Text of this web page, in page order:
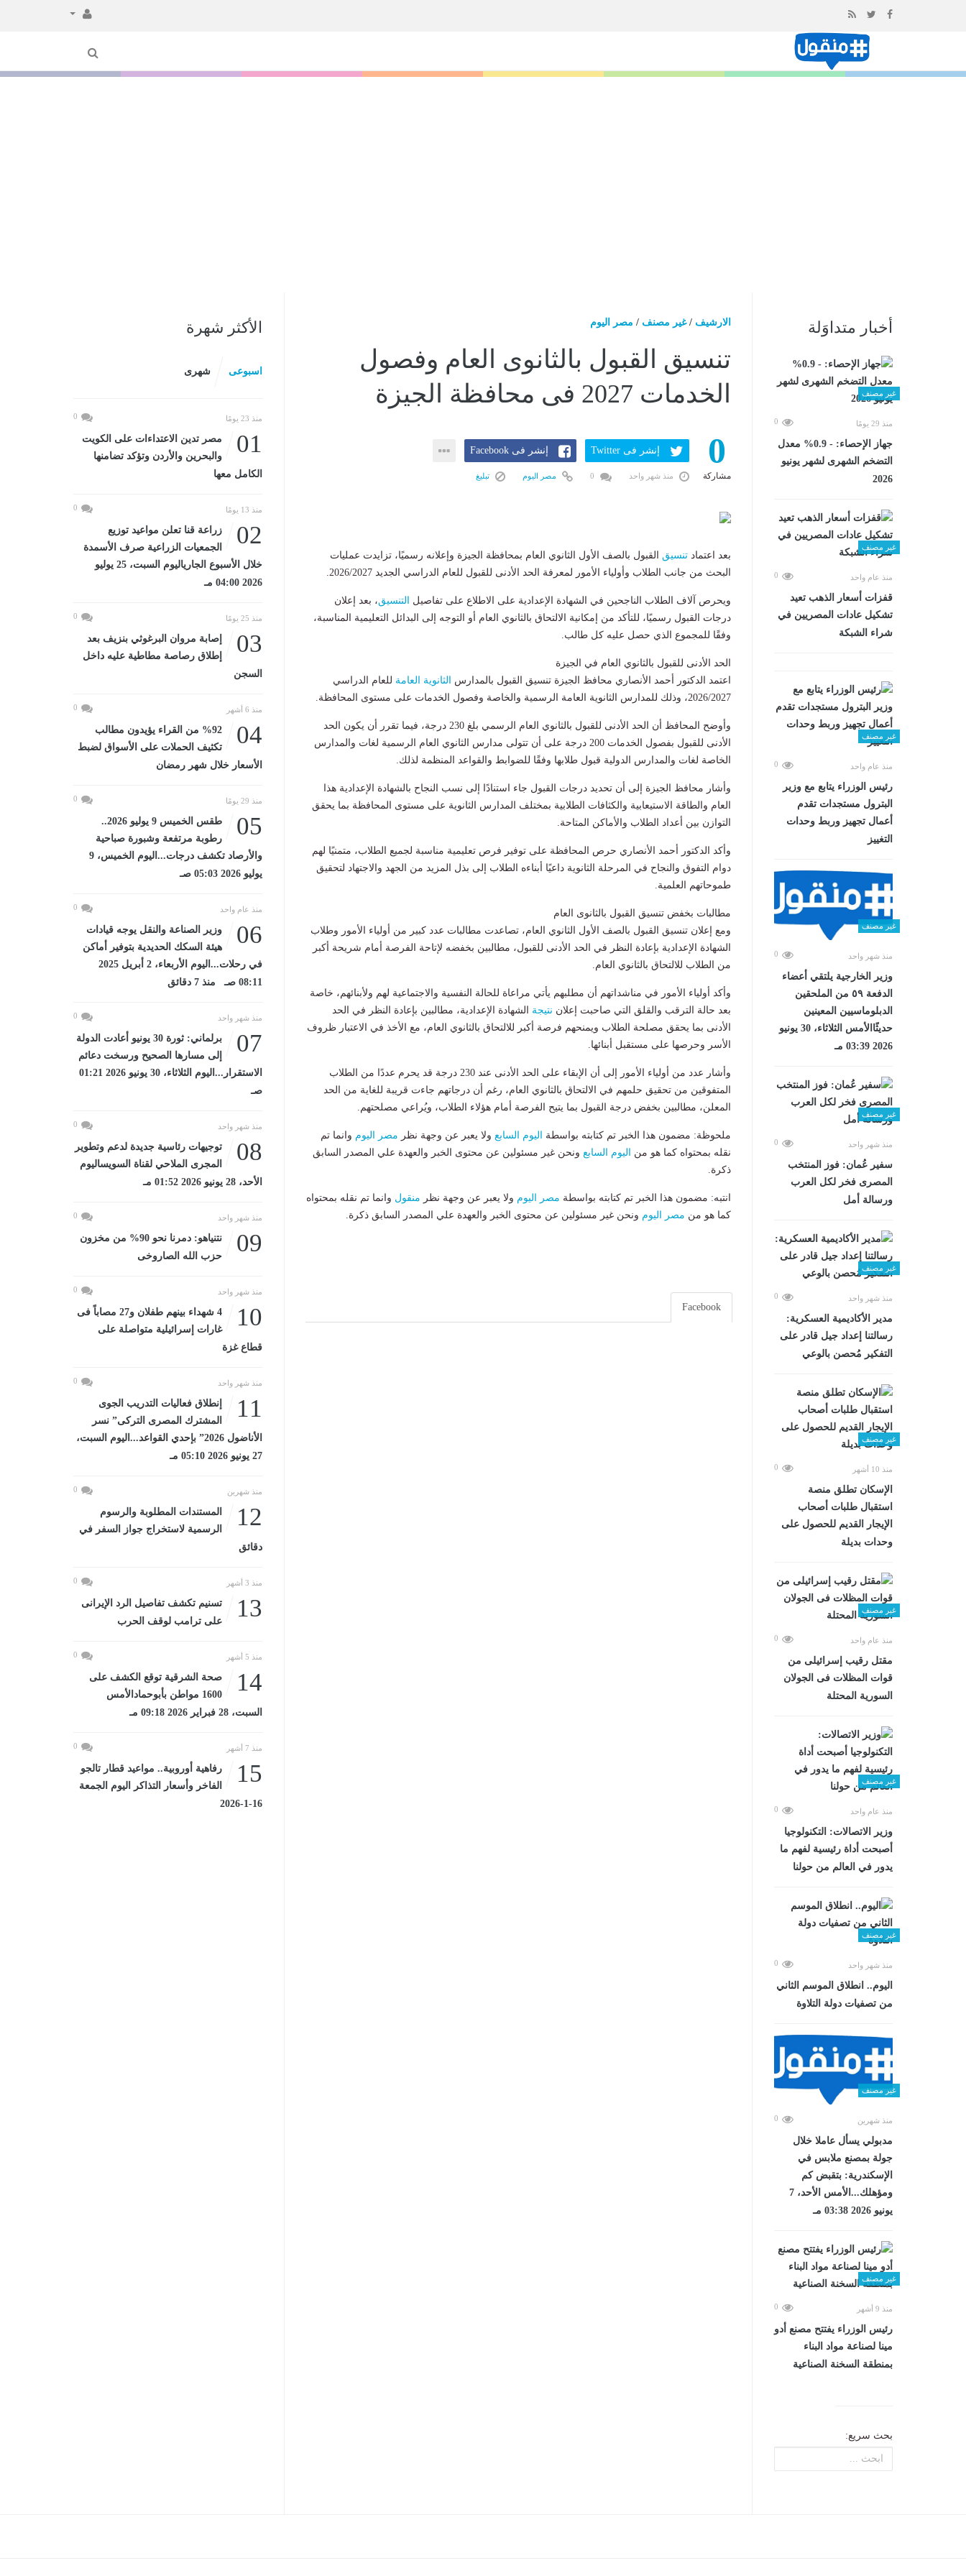
المحتوى
أخبار متداوَلة
غير مصنف
منذ 29 يومًا 0
جهاز الإحصاء: - 0.9% معدل
التضخم الشهرى لشهر يونيو
2026
غير مصنف
منذ عام واحد 0
قفزات أسعار الذهب تعيد
تشكيل عادات المصريين في
شراء الشبكة
غير مصنف
منذ عام واحد 0
رئيس الوزراء يتابع مع وزير
البترول مستجدات تقدم
أعمال تجهيز وربط وحدات
التغييز
غير مصنف
منذ شهر واحد 0
وزير الخارجية يلتقي أعضاء
الدفعة ٥٩ من الملحقين
الدبلوماسيين المعينين
حديثًاالأمس الثلاثاء، 30 يونيو
2026 03:39 مـ
غير مصنف
منذ شهر واحد 0
سفير عُمان: فوز المنتخب
المصرى فخر لكل العرب
ورسالة أمل
غير مصنف
منذ شهر واحد 0
مدير الأكاديمية العسكرية:
رسالتنا إعداد جيل قادر على
التفكير مُحصن بالوعي
غير مصنف
منذ 10 أشهر 0
الإسكان تطلق منصة
استقبال طلبات أصحاب
الإيجار القديم للحصول على
وحدات بديلة
غير مصنف
منذ عام واحد 0
مقتل رقيب إسرائيلى من
قوات المظلات فى الجولان
السورية المحتلة
غير مصنف
منذ عام واحد 0
وزير الاتصالات: التكنولوجيا
أصبحت أداة رئيسية لفهم ما
يدور في العالم من حولنا
غير مصنف
منذ شهر واحد 0
اليوم.. انطلاق الموسم الثاني
من تصفيات دولة التلاوة
غير مصنف
منذ شهرين 0
مدبولي يسأل عاملا خلال
جولة بمصنع ملابس في
الإسكندرية: بتقبض كم
ومؤهلك...الأمس الأحد، 7
يونيو 2026 03:38 مـ
غير مصنف
منذ 9 أشهر 0
رئيس الوزراء يفتتح مصنع أدو
مينا لصناعة مواد البناء
بمنطقة السخنة الصناعية
بحث سريع:
الارشيف /غير مصنف / مصر اليوم
تنسيق القبول بالثانوى العام وفصول
الخدمات 2027 فى محافظة الجيزة
0
مشاركة
إنشر فى Twitter إنشر فى Facebook
منذ شهر واحد مصر اليوم تبليغ
بعد اعتماد تنسيق القبول بالصف الأول الثانوي العام بمحافظة الجيزة وإعلانه رسميًا، تزايدت عمليات
البحث من جانب الطلاب وأولياء الأمور لمعرفة الحد الأدنى للقبول للعام الدراسي الجديد 2026/2027.
ويحرص آلاف الطلاب الناجحين في الشهادة الإعدادية على الاطلاع على تفاصيل التنسيق، بعد إعلان
درجات القبول رسميًا، للتأكد من إمكانية الالتحاق بالثانوي العام أو التوجه إلى البدائل التعليمية المناسبة،
وفقًا للمجموع الذي حصل عليه كل طالب.
الحد الأدنى للقبول بالثانوي العام في الجيزة
اعتمد الدكتور أحمد الأنصاري محافظ الجيزة تنسيق القبول بالمدارس
الثانوية العامة للعام الدراسي
2026/2027، وذلك للمدارس الثانوية العامة الرسمية والخاصة وفصول الخدمات على مستوى المحافظة.
وأوضح المحافظ أن الحد الأدنى للقبول بالثانوي العام الرسمي بلغ 230 درجة، فيما تقرر أن يكون الحد
الأدنى للقبول بفصول الخدمات 200 درجة على أن تتولى مدارس الثانوي العام الرسمية لغات والمدارس
الخاصة لغات والمدارس الدولية قبول طلابها وفقًا للضوابط والقواعد المنظمة لذلك.
وأشار محافظ الجيزة إلى أن تحديد درجات القبول جاء استنادًا إلى نسب النجاح بالشهادة الإعدادية هذا
العام والطاقة الاستيعابية والكثافات الطلابية بمختلف المدارس الثانوية على مستوى المحافظة بما يحقق
التوازن بين أعداد الطلاب والأماكن المتاحة.
وأكد الدكتور أحمد الأنصاري حرص المحافظة على توفير فرص تعليمية مناسبة لجميع الطلاب، متمنيًا لهم
دوام التفوق والنجاح في المرحلة الثانوية داعيًا أبناءه الطلاب إلى بذل المزيد من الجهد والاجتهاد لتحقيق
طموحاتهم العلمية.
مطالبات بخفض تنسيق القبول بالثانوى العام
ومع إعلان تنسيق القبول بالصف الأول الثانوي العام، تصاعدت مطالبات عدد كبير من أولياء الأمور وطلاب
الشهادة الإعدادية بإعادة النظر في الحد الأدنى للقبول، مطالبين بخفضه لإتاحة الفرصة أمام شريحة أكبر
من الطلاب للالتحاق بالثانوي العام.
وأكد أولياء الأمور في مناشداتهم أن مطلبهم يأتي مراعاة للحالة النفسية والاجتماعية لهم ولأبنائهم، خاصة
بعد حالة الترقب والقلق التي صاحبت إعلان نتيجة الشهادة الإعدادية، مطالبين بإعادة النظر في الحد
الأدنى بما يحقق مصلحة الطلاب ويمنحهم فرصة أكبر للالتحاق بالثانوي العام، مع الأخذ في الاعتبار ظروف
الأسر وحرصها على مستقبل أبنائها.
وأشار عدد من أولياء الأمور إلى أن الإبقاء على الحد الأدنى عند 230 درجة قد يحرم عددًا من الطلاب
المتفوقين من تحقيق حلمهم في الالتحاق بالثانوي العام، رغم أن درجاتهم جاءت قريبة للغاية من الحد
المعلن، مطالبين بخفض درجة القبول بما يتيح الفرصة أمام هؤلاء الطلاب، ويُراعي مصلحتهم.
ملحوظة: مضمون هذا الخبر تم كتابته بواسطة اليوم السابع ولا يعبر عن وجهة نظر مصر اليوم وانما تم
نقله بمحتواه كما هو من
اليوم السابع ونحن غير مسئولين عن محتوى الخبر والعهدة علي المصدر السابق
ذكرة.
انتبه: مضمون هذا الخبر تم كتابته بواسطة مصر اليوم ولا يعبر عن وجهة نظر منقول وانما تم نقله بمحتواه
كما هو من مصر اليوم ونحن غير مسئولين عن محتوى الخبر والعهدة علي المصدر السابق ذكرة.
Facebook
الأكثر شهرة
اسبوعى شهرى
منذ 23 يومًا 0
01
مصر تدين الاعتداءات على الكويت
والبحرين والأردن وتؤكد تضامنها
الكامل معها
منذ 13 يومًا 0
02
زراعة قنا تعلن مواعيد توزيع
الجمعيات الزراعية صرف الأسمدة
خلال الأسبوع الجارياليوم السبت، 25 يوليو
2026 04:00 مـ
منذ 25 يومًا 0
03
إصابة مروان البرغوثي بنزيف بعد
إطلاق رصاصة مطاطية عليه داخل
السجن
منذ 6 أشهر 0
04
%92 من القراء يؤيدون مطالب
تكثيف الحملات على الأسواق لضبط
الأسعار خلال شهر رمضان
منذ 29 يومًا 0
05
طقس الخميس 9 يوليو 2026..
رطوبة مرتفعة وشبورة صباحية
والأرصاد تكشف درجات...اليوم الخميس، 9
يوليو 2026 05:03 صـ
منذ عام واحد 0
06
وزير الصناعة والنقل يوجه قيادات
هيئة السكك الحديدية بتوفير أماكن
في رحلات...اليوم الأربعاء، 2 أبريل 2025
08:11 صـ منذ 7 دقائق
منذ شهر واحد 0
07
برلماني: ثورة 30 يونيو أعادت الدولة
إلى مسارها الصحيح ورسخت دعائم
الاستقرار...اليوم الثلاثاء، 30 يونيو 2026 01:21
صـ
منذ شهر واحد 0
08
توجيهات رئاسية جديدة لدعم وتطوير
المجرى الملاحي لقناة السويساليوم
الأحد، 28 يونيو 2026 01:52 مـ
منذ شهر واحد 0
09
نتنياهو: دمرنا نحو 90% من مخزون
حزب الله الصاروخى
منذ شهر واحد 0
10
4 شهداء بينهم طفلان و27 مصاباً فى
غارات إسرائيلية متواصلة على
قطاع غزة
منذ شهر واحد 0
11
إنطلاق فعاليات التدريب الجوى
المشترك المصرى التركى” نسر
الأناضول 2026” بإحدي القواعد...اليوم السبت،
27 يونيو 2026 05:10 مـ
منذ شهرين 0
12
المستندات المطلوبة والرسوم
الرسمية لاستخراج جواز السفر في
دقائق
منذ 3 أشهر 0
13
تسنيم تكشف تفاصيل الرد الإيرانى
على ترامب لوقف الحرب
منذ 5 أشهر 0
14
صحة الشرقية توقع الكشف على
1600 مواطن بأبوحمادالأمس
السبت، 28 فبراير 2026 09:18 مـ
منذ 7 أشهر 0
15
رفاهية أوروبية.. مواعيد قطار تالجو
الفاخر وأسعار التذاكر اليوم الجمعة
16-1-2026